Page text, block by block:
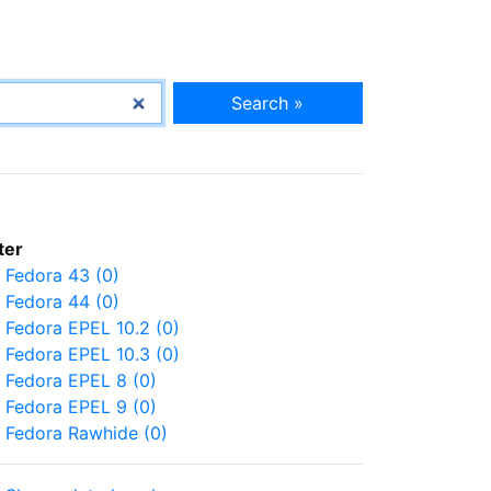
Search »
Fedora 43 (0)
Fedora 44 (0)
Fedora EPEL 10.2 (0)
Fedora EPEL 10.3 (0)
Fedora EPEL 8 (0)
Fedora EPEL 9 (0)
Fedora Rawhide (0)